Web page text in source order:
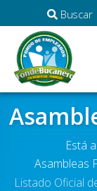
Buscar
Está
Asambleas
Listado Oficial